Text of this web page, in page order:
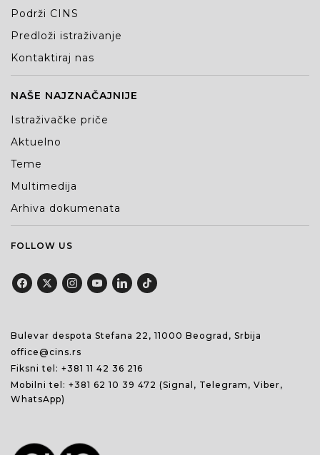
Podrži CINS
Predloži istraživanje
Kontaktiraj nas
NAŠE NAJZNAČAJNIJE
Istraživačke priče
Aktuelno
Teme
Multimedija
Arhiva dokumenata
FOLLOW US
Bulevar despota Stefana 22, 11000 Beograd, Srbija
office@cins.rs
Fiksni tel: +381 11 42 36 216
Mobilni tel: +381 62 10 39 472 (Signal, Telegram, Viber,
WhatsApp)